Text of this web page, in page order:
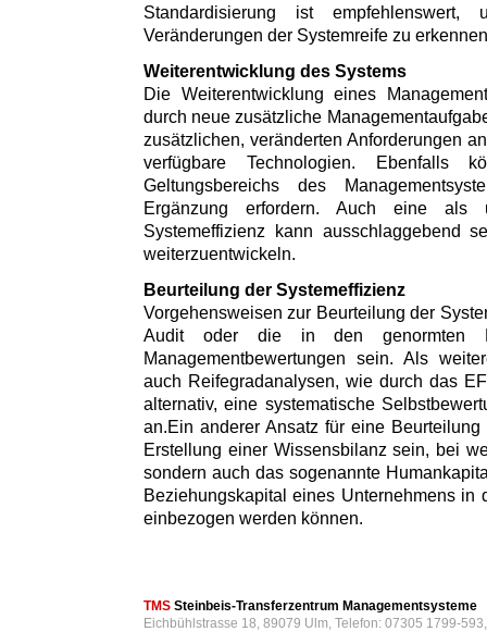
Standardisierung ist
Veränderungen der Systemreife zu
Weiterentwicklung des Systems
Die Weiterentwicklung eines
durch neue zusätzliche
zusätzlichen, veränderten Anforderungen
verfügbare Technologien. Ebenfalls
Geltungsbereichs des
Ergänzung erfordern. Auch eine als
Systemeffizienz kann ausschlaggebend
weiterzuentwickeln.
Beurteilung der Systemeffizienz
Vorgehensweisen zur Beurteilung der
Audit oder die in den genormten
Managementbewertungen sein. Als
auch Reifegradanalysen, wie durch das
alternativ, eine systematische
an.Ein anderer Ansatz für eine
Erstellung einer Wissensbilanz sein, bei
sondern auch das sogenannte
Beziehungskapital eines Unternehmens in
einbezogen werden können.
TMS Steinbeis-Transferzentrum Managementsysteme
Eichbühlstrasse 18, 89079 Ulm, Telefon: 07305 1799-